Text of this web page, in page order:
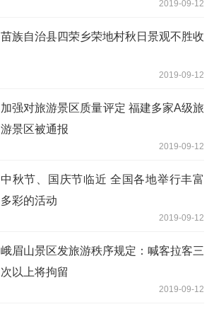
2019-09-12
苗族自治县四荣乡荣地村秋日景观不胜收
2019-09-12
加强对旅游景区质量评定 福建多家A级旅
游景区被通报
2019-09-12
中秋节、国庆节临近 全国各地举行丰富
多彩的活动
2019-09-12
峨眉山景区发旅游秩序规定：喊客拉客三
次以上将拘留
2019-09-12